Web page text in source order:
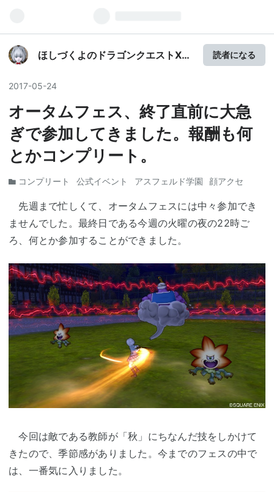
ほしづくよのドラゴンクエストX日
読者になる
2017-05-24
オータムフェス、終了直前に大急
ぎで参加してきました。報酬も何
とかコンプリート。
コンプリート 公式イベント アスフェルド学園 顔アクセ
先週まで忙しくて、オータムフェスには中々参加でき
ませんでした。最終日である今週の火曜の夜の22時ご
ろ、何とか参加することができました。
今回は敵である教師が「秋」にちなんだ技をしかけて
きたので、季節感がありました。今までのフェスの中で
は、一番気に入りました。